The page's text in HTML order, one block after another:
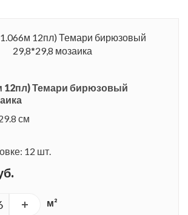
12пл) Темари бирюзовый
см
12 шт.
м²